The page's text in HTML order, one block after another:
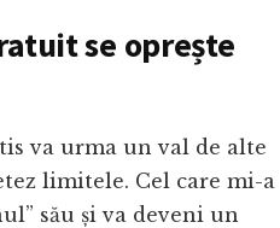
se oprește
va urma un val de alte
limitele. Cel care mi-a
său și va deveni un